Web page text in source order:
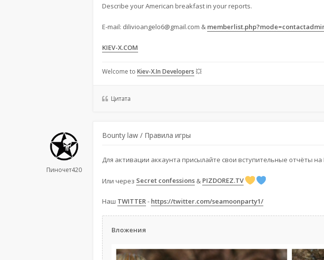
Describe your American breakfast in your reports.
E-mail: dilivioangelo6@gmail.com &
KIEV-X.COM
Welcome to Kiev-X.In Developers 💥
Цитата
Пиночет420
Bounty law / Правила игры
Для активации аккаунта присылайте свои вступительные отчёты на
Или через Secret confessions & PIZDOREZ.TV
Наш TWITTER- https://twitter.com/seamoonparty1/
Вложения